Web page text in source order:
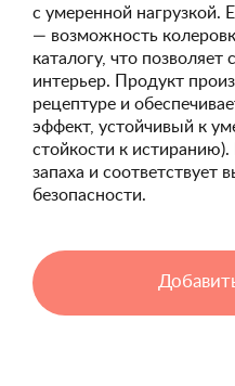
с умеренной нагрузкой.
— возможность
каталогу, что
интерьер. Продукт
рецептуре и
эффект, устойчивый к
стойкости к истиранию).
запаха и соответствует
безопасности.